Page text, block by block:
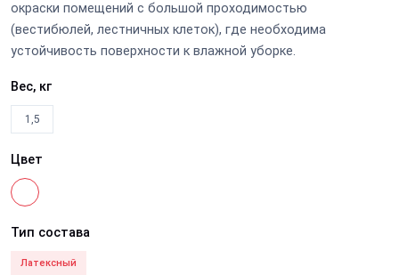
окраски помещений с большой проходимостью
(вестибюлей, лестничных клеток), где необходима
устойчивость поверхности к влажной уборке.
Вес, кг
1,5
Цвет
Тип состава
Латексный